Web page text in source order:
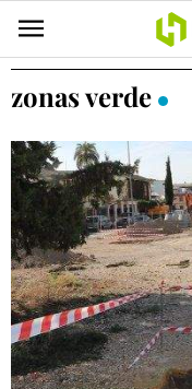
ELECCIONES
SUCESOS
ECONOMÍA
DESARROLLO LOCAL
LUCENA EMPRESAS
zonas verde